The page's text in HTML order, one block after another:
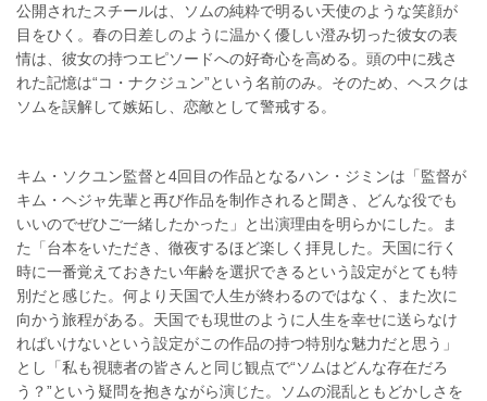
公開されたスチールは、ソムの純粋で明るい天使のような笑顔が
目をひく。春の日差しのように温かく優しい澄み切った彼女の表
情は、彼女の持つエピソードへの好奇心を高める。頭の中に残さ
れた記憶は“コ・ナクジュン”という名前のみ。そのため、ヘスクは
ソムを誤解して嫉妬し、恋敵として警戒する。
キム・ソクユン監督と4回目の作品となるハン・ジミンは「監督が
キム・ヘジャ先輩と再び作品を制作されると聞き、どんな役でも
いいのでぜひご一緒したかった」と出演理由を明らかにした。ま
た「台本をいただき、徹夜するほど楽しく拝見した。天国に行く
時に一番覚えておきたい年齢を選択できるという設定がとても特
別だと感じた。何より天国で人生が終わるのではなく、また次に
向かう旅程がある。天国でも現世のように人生を幸せに送らなけ
ればいけないという設定がこの作品の持つ特別な魅力だと思う」
とし「私も視聴者の皆さんと同じ観点で“ソムはどんな存在だろ
う？”という疑問を抱きながら演じた。ソムの混乱ともどかしさを